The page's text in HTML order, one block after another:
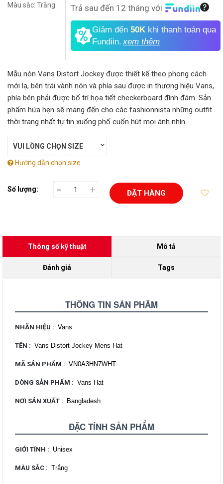
Màu sắc: Trắng Trả sau đến 12 tháng với
Giảm đến 50K khi thanh toán qua
Fundiin. xem thêm
Mẫu nón Vans Distort Jockey được thiết kế theo phong cách
mới lạ, bên trái vành nón và phía sau được in thương hiệu Vans,
phía bên phải được bố trí họa tiết checkerboard đình đám. Sản
phẩm hứa hẹn sẽ mang đến cho các fashionnista những outfit
thời trang nhất tự tin xuống phố cuốn hút mọi ánh nhìn.
Hướng dẫn chọn size
Số lượng: - + ĐẶT HÀNG
Thông số kỹ thuật Mô tả
Đánh giá Tags
THÔNG TIN SẢN PHẨM
NHÃN HIỆU : Vans
TÊN : Vans Distort Jockey Mens Hat
MÃ SẢN PHẨM : VN0A3HN7WHT
DÒNG SẢN PHẨM : Vans Hat
NƠI SẢN XUẤT : Bangladesh
ĐẶC TÍNH SẢN PHẨM
GIỚI TÍNH : Unisex
MÀU SẮC : Trắng